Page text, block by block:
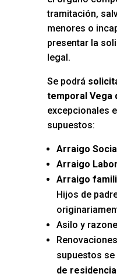
tramitación,
menores o
presentar la
legal.
Se podrá
temporal Vega
excepcionales
supuestos:
Arraigo
Arraigo
Arraigo
Hijos de
Asilo y
supuestos se
de